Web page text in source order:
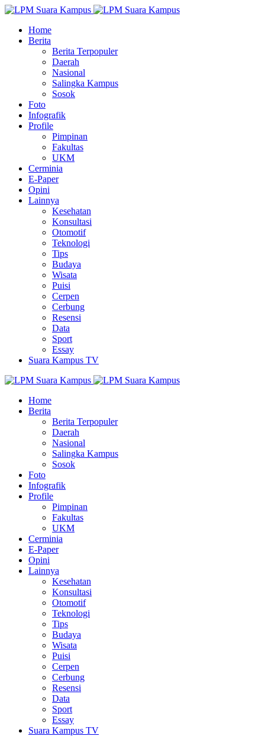
Home
Berita
Berita Terpopuler
Daerah
Nasional
Salingka Kampus
Sosok
Foto
Infografik
Profile
Pimpinan
Fakultas
UKM
Cerminia
E-Paper
Opini
Lainnya
Kesehatan
Konsultasi
Otomotif
Teknologi
Tips
Budaya
Wisata
Puisi
Cerpen
Cerbung
Resensi
Data
Sport
Essay
Suara Kampus TV
Home
Berita
Berita Terpopuler
Daerah
Nasional
Salingka Kampus
Sosok
Foto
Infografik
Profile
Pimpinan
Fakultas
UKM
Cerminia
E-Paper
Opini
Lainnya
Kesehatan
Konsultasi
Otomotif
Teknologi
Tips
Budaya
Wisata
Puisi
Cerpen
Cerbung
Resensi
Data
Sport
Essay
Suara Kampus TV